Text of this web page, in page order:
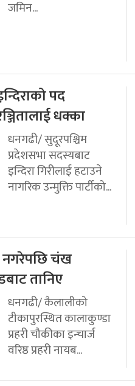
जमिन...
पद
धक्का
धनगढी/ सुदूरपश्चिम
प्रदेशसभा सदस्यबाट
इन्दिरा गिरीलाई हटाउने
नागरिक उन्मुक्ति पार्टीको...
नगरेपछि चंख
तानिए
धनगढी/ कैलालीको
टीकापुरस्थित कालाकुण्डा
प्रहरी चौकीका इन्चार्ज
वरिष्ठ प्रहरी नायब...